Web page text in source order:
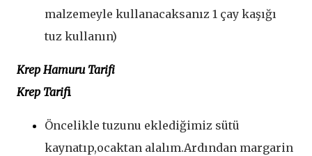
malzemeyle kullanacaksanız 1 çay kaşığı
tuz kullanın)
Krep Hamuru Tarifi
Krep Tarifi
Öncelikle tuzunu eklediğimiz sütü
kaynatıp,ocaktan alalım.Ardından margarin